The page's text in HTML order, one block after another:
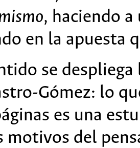
, haciendo
en la apuesta
se
Gómez: lo
es una
motivos del